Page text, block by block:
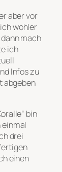
aber vor
wohler
mach
ich
Infos zu
abgeben
bin
drei
einen